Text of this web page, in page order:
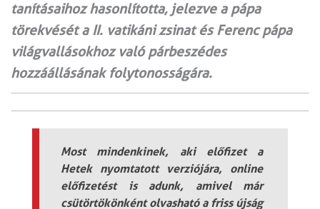
tanításaihoz hasonlította, jelezve a pápa
törekvését a II. vatikáni zsinat és Ferenc pápa
világvallásokhoz való párbeszédes
hozzáállásának folytonosságára.
Most mindenkinek, aki előfizet a
Hetek nyomtatott verziójára, online
előfizetést is adunk, amivel már
csütörtökönként olvasható a friss újság